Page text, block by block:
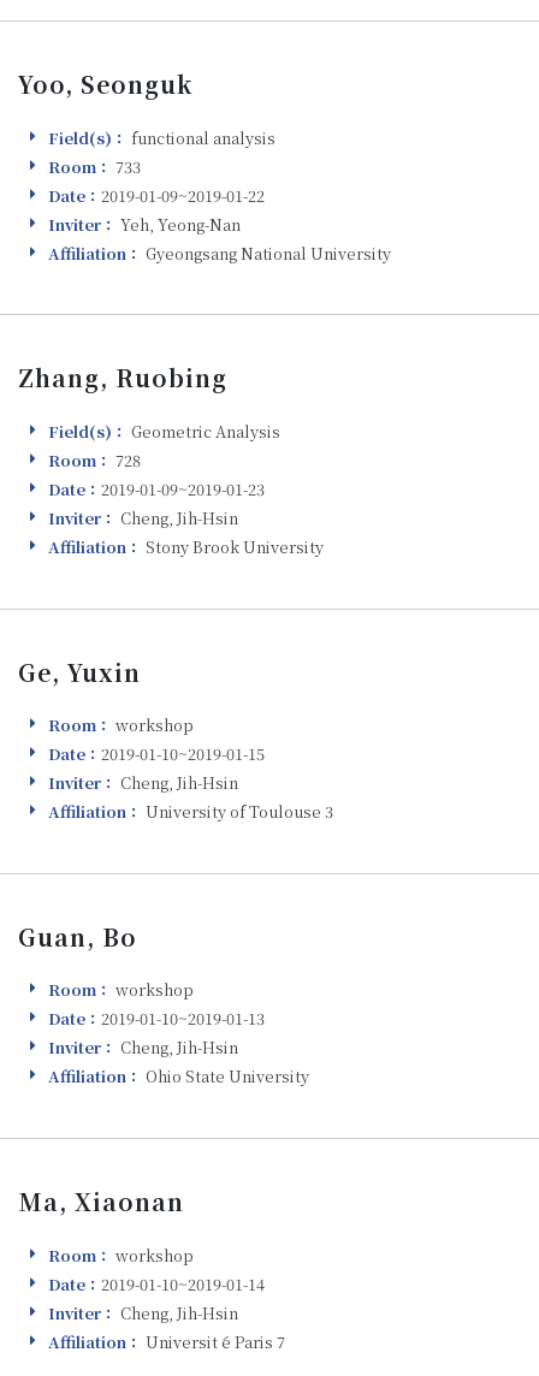
Yoo, Seonguk
Field(s)
Field(s)： functional analysis
Room
Room： 733
Visiting
Date： 2019-01-09~2019-01-22
Inviter
Inviter： Yeh, Yeong-Nan
Affiliation
Affiliation： Gyeongsang National University
Zhang, Ruobing
Field(s)
Field(s)： Geometric Analysis
Room
Room： 728
Visiting
Date： 2019-01-09~2019-01-23
Inviter
Inviter： Cheng, Jih-Hsin
Affiliation
Affiliation： Stony Brook University
Ge, Yuxin
Room
Room： workshop
Visiting
Date： 2019-01-10~2019-01-15
Inviter
Inviter： Cheng, Jih-Hsin
Affiliation
Affiliation： University of Toulouse 3
Guan, Bo
Room
Room： workshop
Visiting
Date： 2019-01-10~2019-01-13
Inviter
Inviter： Cheng, Jih-Hsin
Affiliation
Affiliation： Ohio State University
Ma, Xiaonan
Room
Room： workshop
Visiting
Date： 2019-01-10~2019-01-14
Inviter
Inviter： Cheng, Jih-Hsin
Affiliation
Affiliation： Universit ́e Paris 7